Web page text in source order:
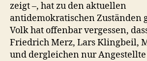
zeigt –, hat zu den aktuellen
antidemokratischen Zuständen
Volk hat offenbar vergessen,
Friedrich Merz, Lars Klingbeil,
und dergleichen nur Angestellte